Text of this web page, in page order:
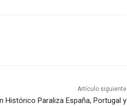
Artículo siguiente
Histórico Paraliza España, Portugal y